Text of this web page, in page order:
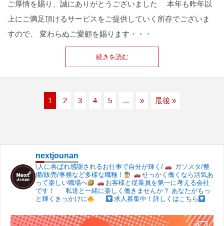
ご厚情を賜り、誠にありがとうございました 本年も昨年以
上にご満足頂けるサービスをご提供していく所存でございま
すので、 変わらぬご愛顧を賜ります・・・
続きを読む
1 2 3 4 5 ... » 最後 »
nextjounan
\人に喜ばれ感謝されるお仕事で自分が輝く/
ガソスタ/整
備/販売/事務など多様な職種！
せっかく働くなら活気あ
って楽しい職場へ
お客様と従業員を第一に考える会社
です！
私達と一緒に楽しく働きませんか？ あなたがもっ
と輝くきっかけに
求人募集中！詳しくはこちら